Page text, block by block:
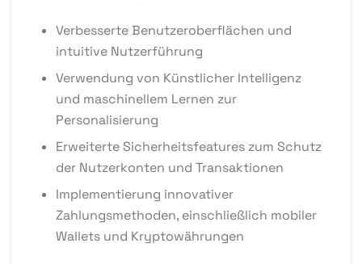
Verbesserte Benutzeroberflächen und
intuitive Nutzerführung
Verwendung von Künstlicher Intelligenz
und maschinellem Lernen zur
Personalisierung
Erweiterte Sicherheitsfeatures zum Schutz
der Nutzerkonten und Transaktionen
Implementierung innovativer
Zahlungsmethoden, einschließlich mobiler
Wallets und Kryptowährungen